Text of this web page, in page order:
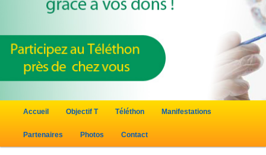
Aller au contenu principal
Aller au contenu secondaire
Accueil Objectif T Téléthon Manifestations
Partenaires Photos Contact